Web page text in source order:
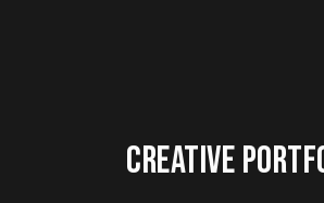
CREATIVE